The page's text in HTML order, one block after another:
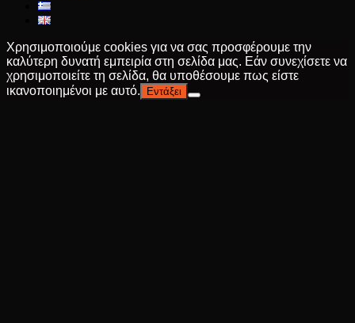
Χρησιμοποιούμε cookies για να σας προσφέρουμε την
καλύτερη δυνατή εμπειρία στη σελίδα μας. Εάν συνεχίσετε να
χρησιμοποιείτε τη σελίδα, θα υποθέσουμε πως είστε
ικανοποιημένοι με αυτό.
Εντάξει